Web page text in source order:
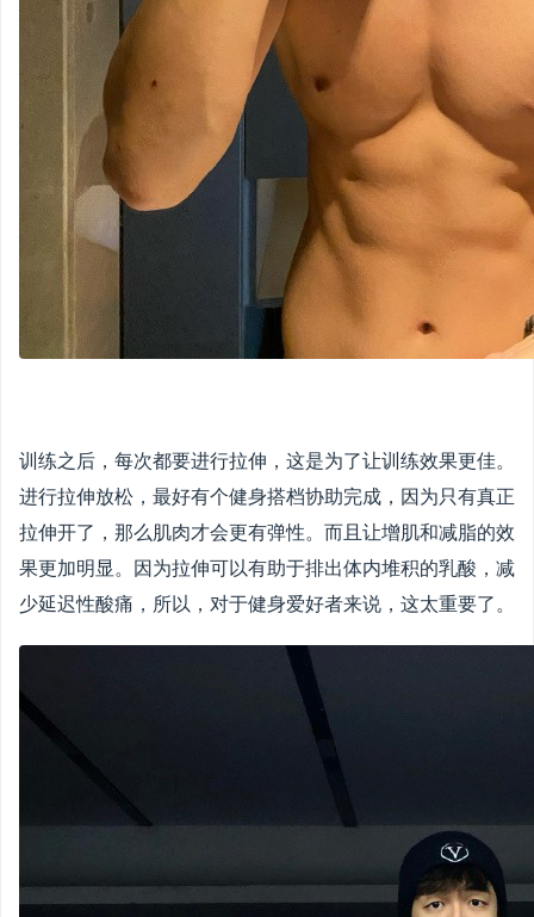
训练之后，每次都要进行拉伸，这是为了让训练效果更佳。
进行拉伸放松，最好有个健身搭档协助完成，因为只有真正
拉伸开了，那么肌肉才会更有弹性。而且让增肌和减脂的效
果更加明显。因为拉伸可以有助于排出体内堆积的乳酸，减
少延迟性酸痛，所以，对于健身爱好者来说，这太重要了。